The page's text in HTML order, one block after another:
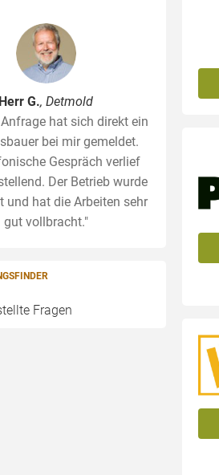
Herr G., Detmold
hat sich direkt ein
bei mir gemeldet.
Gespräch verlief
Der Betrieb wurde
und hat die Arbeiten sehr
gut vollbracht."
Fragen